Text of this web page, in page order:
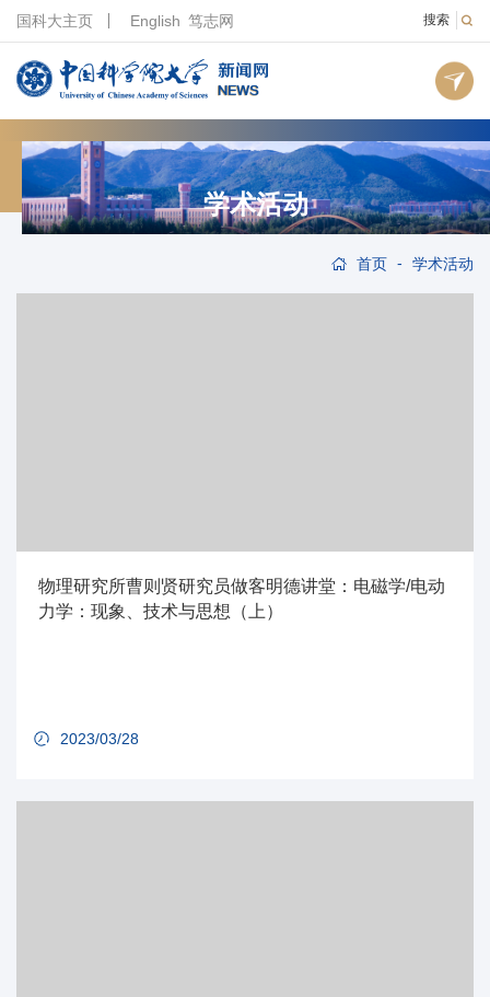
搜索
国科大主页 English 笃志网
学术活动
首页 - 学术活动
物理研究所曹则贤研究员做客明德讲堂：电磁学/电动
力学：现象、技术与思想（上）
2023/03/28